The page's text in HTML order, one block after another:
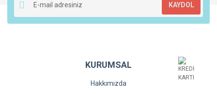
KAYDOL
KURUMSAL
Hakkımızda